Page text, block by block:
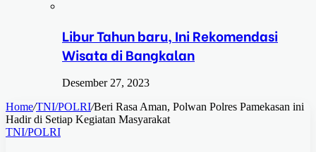
Libur Tahun baru, Ini Rekomendasi
Wisata di Bangkalan
Desember 27, 2023
Home/TNI/POLRI/Beri Rasa Aman, Polwan Polres Pamekasan ini
Hadir di Setiap Kegiatan Masyarakat
TNI/POLRI